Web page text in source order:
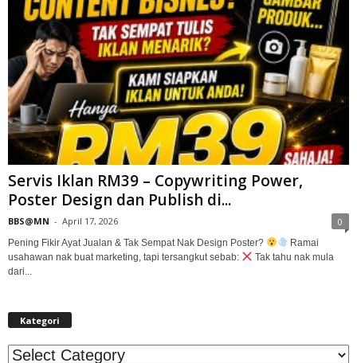
Servis Iklan RM39 – Copywriting Power,
Poster Design dan Publish di...
BBS@MN - April 17, 2026 0
Pening Fikir Ayat Jualan & Tak Sempat Nak Design Poster?
Ramai
usahawan nak buat marketing, tapi tersangkut sebab:
Tak tahu nak mula
dari...
Kategori
Kategori